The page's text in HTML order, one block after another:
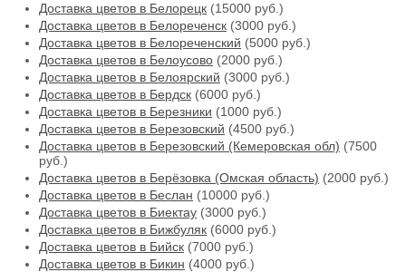
Доставка цветов в Белорецк (15000 руб.)
Доставка цветов в Белореченск (3000 руб.)
Доставка цветов в Белореченский (5000 руб.)
Доставка цветов в Белоусово (2000 руб.)
Доставка цветов в Белоярский (3000 руб.)
Доставка цветов в Бердск (6000 руб.)
Доставка цветов в Березники (1000 руб.)
Доставка цветов в Березовский (4500 руб.)
Доставка цветов в Березовский (Кемеровская обл) (7500
руб.)
Доставка цветов в Берёзовка (Омская область) (2000 руб.)
Доставка цветов в Беслан (10000 руб.)
Доставка цветов в Биектау (3000 руб.)
Доставка цветов в Бижбуляк (6000 руб.)
Доставка цветов в Бийск (7000 руб.)
Доставка цветов в Бикин (4000 руб.)